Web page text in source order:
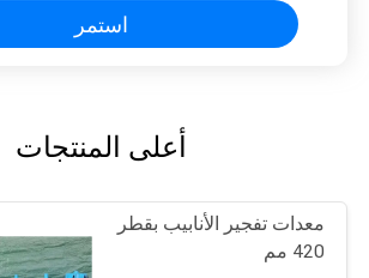
استمر
أعلى المنتجات
معدات تفجير الأنابيب بقطر
420 مم